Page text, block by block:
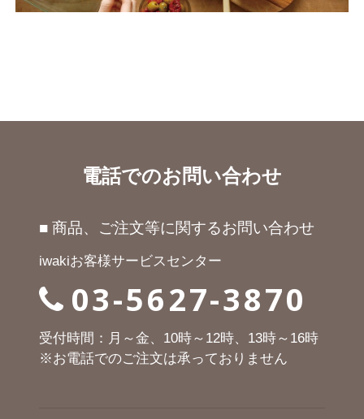
電話でのお問い合わせ
■ 商品、ご注文等に関するお問い合わせ
iwakiお客様サービスセンター
03-5627-3870
受付時間：月～金、10時～12時、13時～16時
※お電話でのご注文は承っておりません